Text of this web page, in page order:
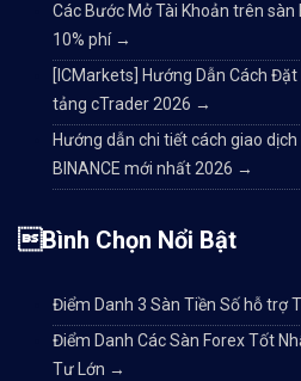
Các Bước Mở Tài Khoản trên
10% phí →
[ICMarkets] Hướng Dẫn Cách
tảng cTrader 2026 →
Hướng dẫn chi tiết cách giao
BINANCE mới nhất 2026 →
Bình Chọn Nổi Bật
Điểm Danh 3 Sàn Tiền Số hỗ trợ
Điểm Danh Các Sàn Forex Tốt
Tư Lớn →